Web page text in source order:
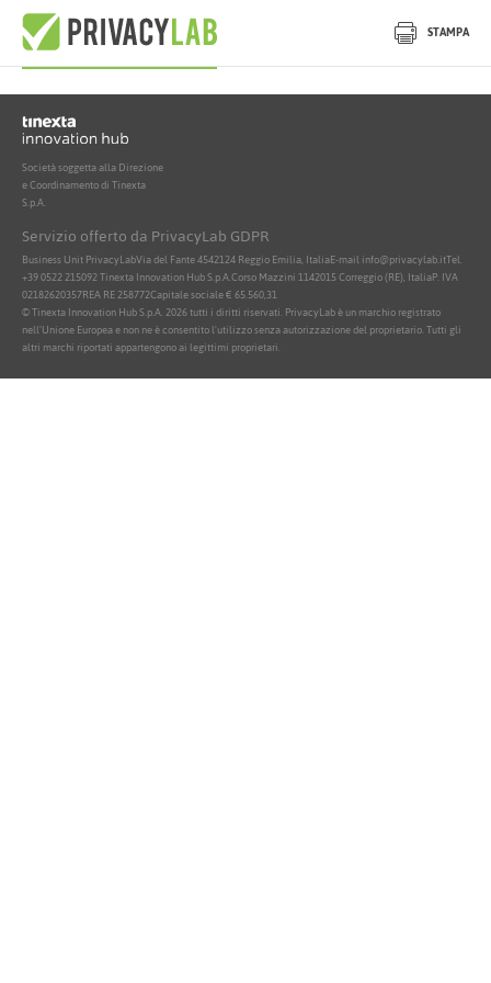
STAMPA
Nessun documento attivo trovato
Società soggetta alla Direzione
e Coordinamento di Tinexta
S.p.A.
Servizio offerto da PrivacyLab GDPR
Business Unit PrivacyLabVia del Fante 4542124 Reggio Emilia, ItaliaE-mail info@privacylab.itTel.
+39 0522 215092Tinexta Innovation Hub S.p.A.Corso Mazzini 1142015 Correggio (RE), ItaliaP. IVA
02182620357REA RE 258772Capitale sociale € 65.560,31
© Tinexta Innovation Hub S.p.A. 2026 tutti i diritti riservati. PrivacyLab è un marchio registrato
nell'Unione Europea e non ne è consentito l'utilizzo senza autorizzazione del proprietario. Tutti gli
altri marchi riportati appartengono ai legittimi proprietari.